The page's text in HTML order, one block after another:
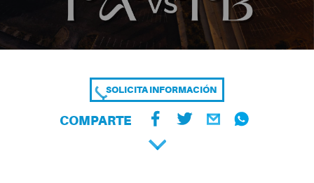
SOLICITA INFORMACIÓN
COMPARTE